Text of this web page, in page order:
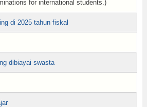
for international students.)
di 2025 tahun fiskal
dibiayai swasta